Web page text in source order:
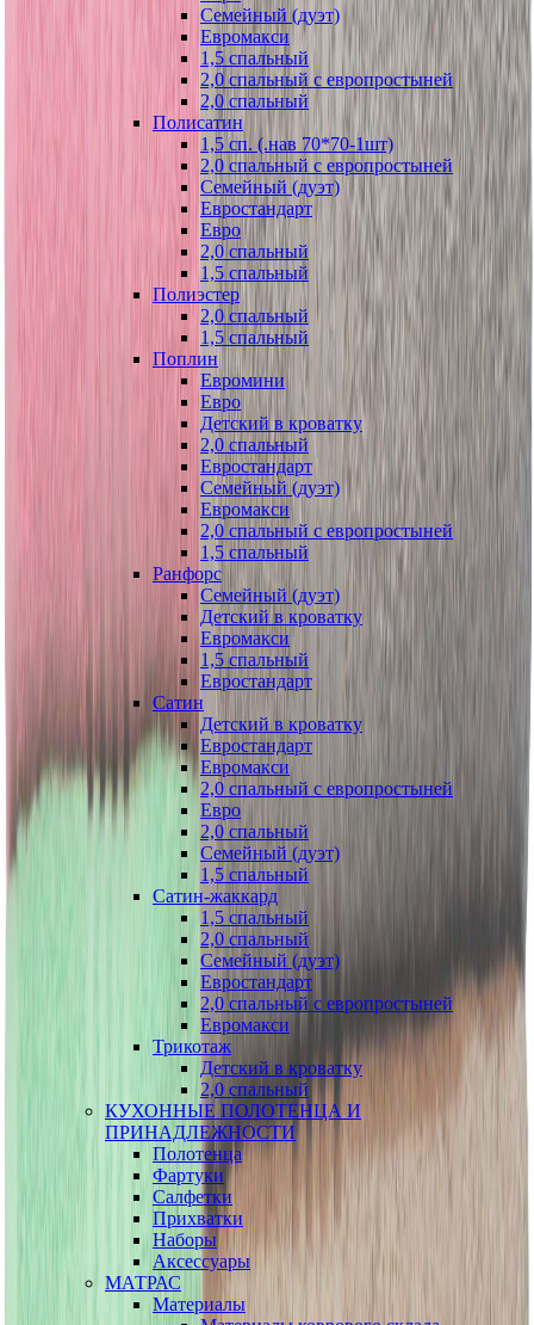
Семейный (дуэт)
Евромакси
1,5 спальный
2,0 спальный с европростыней
2,0 спальный
Полисатин
1,5 сп. (.нав 70*70-1шт)
2,0 спальный с европростыней
Семейный (дуэт)
Евростандарт
Евро
2,0 спальный
1,5 спальный
Полиэстер
2,0 спальный
1,5 спальный
Поплин
Евромини
Евро
Детский в кроватку
2,0 спальный
Евростандарт
Семейный (дуэт)
Евромакси
2,0 спальный с европростыней
1,5 спальный
Ранфорс
Семейный (дуэт)
Детский в кроватку
Евромакси
1,5 спальный
Евростандарт
Сатин
Детский в кроватку
Евростандарт
Евромакси
2,0 спальный с европростыней
Евро
2,0 спальный
Семейный (дуэт)
1,5 спальный
Сатин-жаккард
1,5 спальный
2,0 спальный
Семейный (дуэт)
Евростандарт
2,0 спальный с европростыней
Евромакси
Трикотаж
Детский в кроватку
2,0 спальный
КУХОННЫЕ ПОЛОТЕНЦА И
ПРИНАДЛЕЖНОСТИ
Полотенца
Фартуки
Салфетки
Прихватки
Наборы
Аксессуары
МАТРАС
Материалы